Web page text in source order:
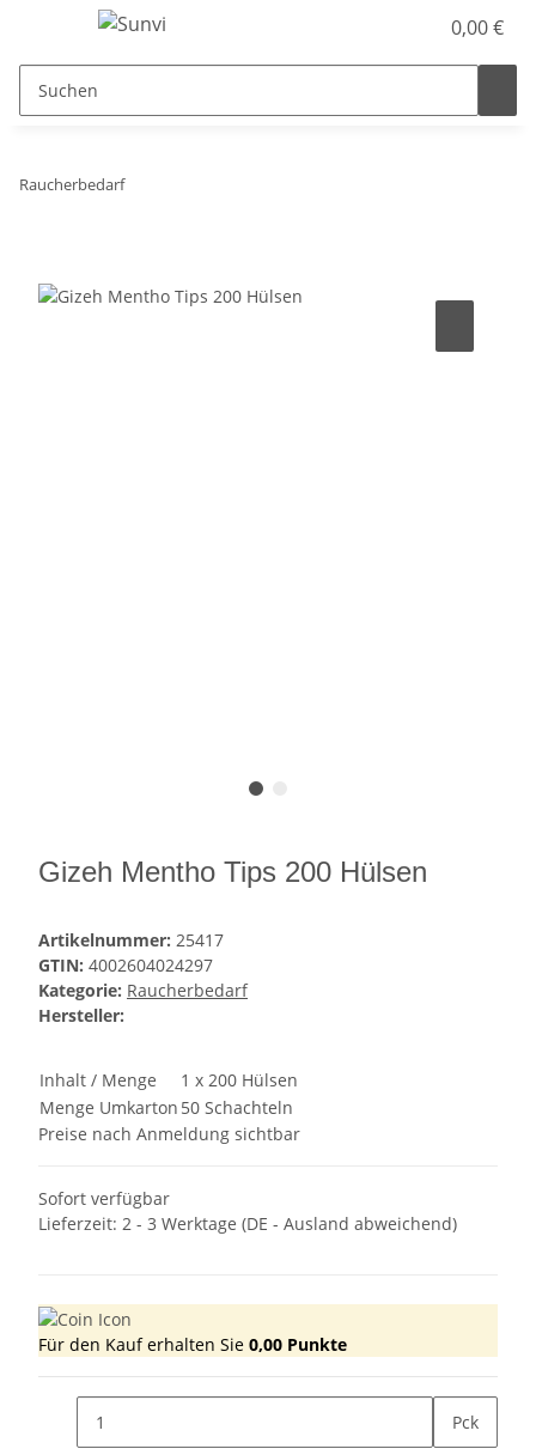
0,00 €
Raucherbedarf
Gizeh Mentho Tips 200 Hülsen
Artikelnummer: 25417
GTIN: 4002604024297
Kategorie: Raucherbedarf
Hersteller:
Inhalt / Menge
1 x 200 Hülsen
Menge Umkarton 50 Schachteln
Preise nach Anmeldung sichtbar
Sofort verfügbar
Lieferzeit: 2 - 3 Werktage (DE - Ausland abweichend)
Für den Kauf erhalten Sie 0,00 Punkte
Pck